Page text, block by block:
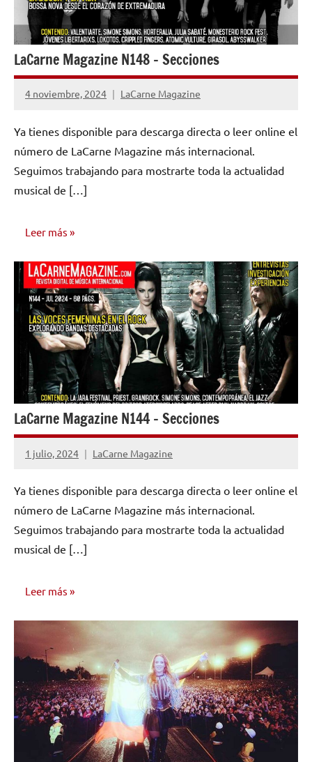
LaCarne Magazine N148 – Secciones
4 noviembre, 2024 LaCarne Magazine
No
comentarios
Ya tienes disponible para descarga directa o leer online el
número de LaCarne Magazine más internacional.
Seguimos trabajando para mostrarte toda la actualidad
musical de […]
Leer más
NÚMEROS
PUBLICADOS
LaCarne Magazine N144 – Secciones
1 julio, 2024 LaCarne Magazine
No
comentarios
Ya tienes disponible para descarga directa o leer online el
número de LaCarne Magazine más internacional.
Seguimos trabajando para mostrarte toda la actualidad
musical de […]
Leer más
NÚMEROS
PUBLICADOS